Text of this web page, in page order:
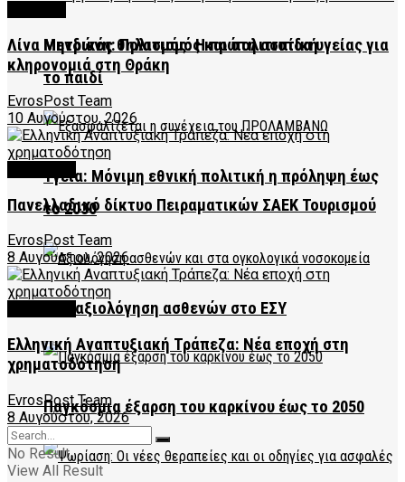
Μητρικός θηλασμός: Η πρώτη ασπίδα υγείας για
το παιδί
Υγεία: Μόνιμη εθνική πολιτική η πρόληψη έως
το 2030
Νέα αξιολόγηση ασθενών στο ΕΣΥ
Παγκόσμια έξαρση του καρκίνου έως το 2050
Λίνα Μενδώνη: Πολιτισμός και πολιτιστική
κληρονομιά στη Θράκη
EvrosPost Team
10 Αυγούστου, 2026
Πανελλαδικό δίκτυο Πειραματικών ΣΑΕΚ Τουρισμού
EvrosPost Team
8 Αυγούστου, 2026
Ελληνική Αναπτυξιακή Τράπεζα: Νέα εποχή στη
χρηματοδότηση
EvrosPost Team
8 Αυγούστου, 2026
No Result
View All Result